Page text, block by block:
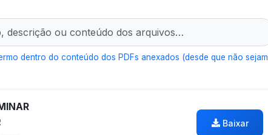
dentro do conteúdo dos PDFs anexados (desde que não sejam
Baixar